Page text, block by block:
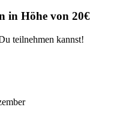
in Höhe von 20€
teilnehmen kannst!